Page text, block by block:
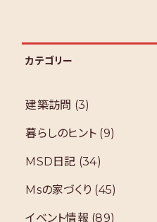
カテゴリー
建築訪問 (3)
暮らしのヒント (9)
MSD日記 (34)
Msの家づくり (45)
イベント情報 (89)